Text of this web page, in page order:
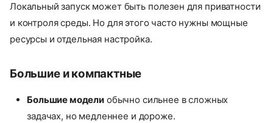
Локальный запуск может быть полезен для приватности
и контроля среды. Но для этого часто нужны мощные
ресурсы и отдельная настройка.
Большие и компактные
Большие модели обычно сильнее в сложных
задачах, но медленнее и дороже.